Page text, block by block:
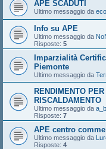
APE SCADUTI
Ultimo messaggio da
Info su APE
Ultimo messaggio da
Risposte: 5
Imparzialità
Piemonte
Ultimo messaggio da
RENDIMENTO
RISCALDAMENTO
Ultimo messaggio da
Risposte: 7
APE centro
Ultimo messaggio da
Risposte: 4